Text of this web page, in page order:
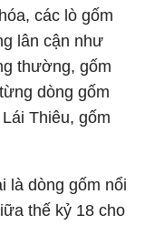
các lò gốm
lân cận như
thường, gốm
dòng gốm
Thiêu, gốm
là dòng gốm nổi
thế kỷ 18 cho